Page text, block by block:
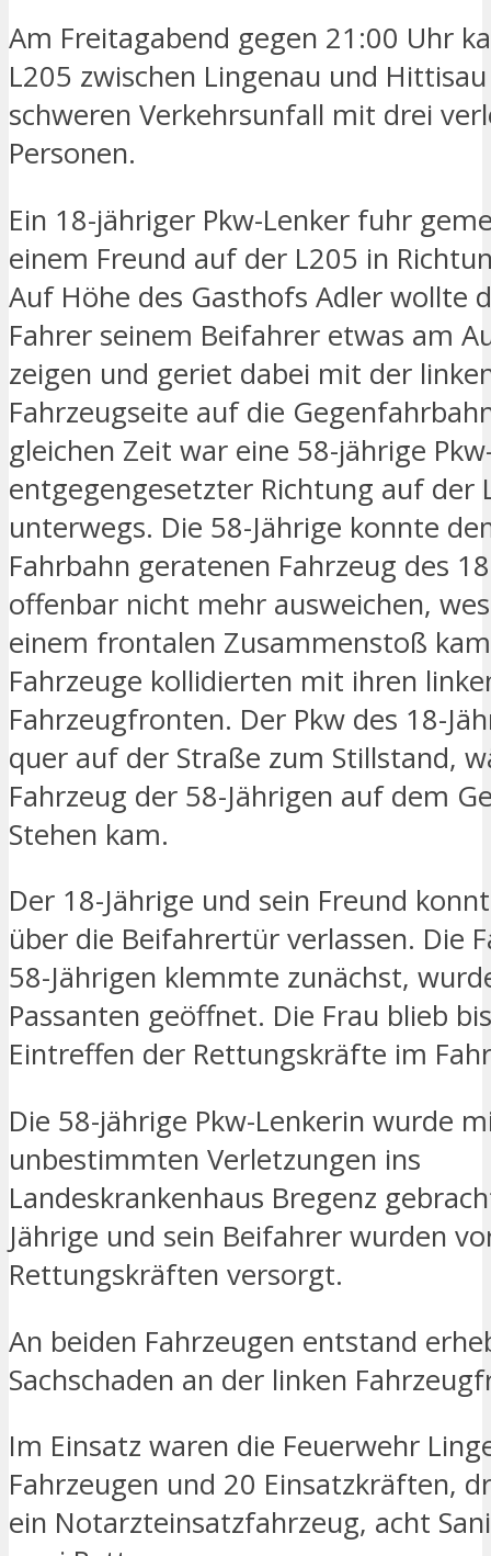
Am Freitagabend gegen 21:00 Uhr
L205 zwischen Lingenau und
schweren Verkehrsunfall mit drei
Personen.
Ein 18-jähriger Pkw-Lenker fuhr
einem Freund auf der L205 in
Auf Höhe des Gasthofs Adler wollte
Fahrer seinem Beifahrer etwas am
zeigen und geriet dabei mit der
Fahrzeugseite auf die
gleichen Zeit war eine 58-jährige
entgegengesetzter Richtung auf der
unterwegs. Die 58-Jährige konnte
Fahrbahn geratenen Fahrzeug des
offenbar nicht mehr ausweichen,
einem frontalen Zusammenstoß
Fahrzeuge kollidierten mit ihren
Fahrzeugfronten. Der Pkw des 18-
quer auf der Straße zum Stillstand,
Fahrzeug der 58-Jährigen auf dem
Stehen kam.
Der 18-Jährige und sein Freund
über die Beifahrertür verlassen. Die
58-Jährigen klemmte zunächst,
Passanten geöffnet. Die Frau blieb
Eintreffen der Rettungskräfte im
Die 58-jährige Pkw-Lenkerin wurde
unbestimmten Verletzungen ins
Landeskrankenhaus Bregenz
Jährige und sein Beifahrer wurden
Rettungskräften versorgt.
An beiden Fahrzeugen entstand
Sachschaden an der linken
Im Einsatz waren die Feuerwehr
Fahrzeugen und 20 Einsatzkräften,
ein Notarzteinsatzfahrzeug, acht